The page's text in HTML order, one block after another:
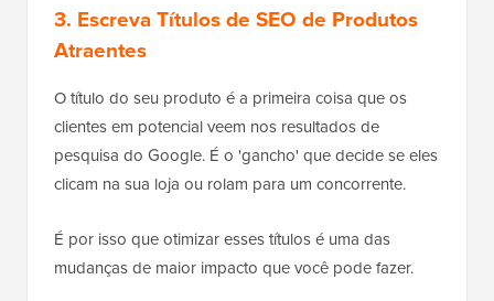
3. Escreva Títulos de SEO de Produtos
Atraentes
O título do seu produto é a primeira coisa que os
clientes em potencial veem nos resultados de
pesquisa do Google. É o 'gancho' que decide se eles
clicam na sua loja ou rolam para um concorrente.
É por isso que otimizar esses títulos é uma das
mudanças de maior impacto que você pode fazer.